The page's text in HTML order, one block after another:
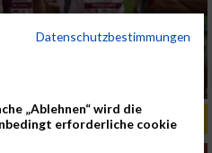
B2RUN / 16.07.2019
Datenschutzbestimmungen
„Ablehnen“ wird die
erforderliche cookie